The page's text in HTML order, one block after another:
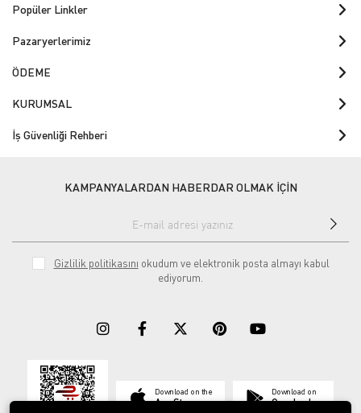
Popüler Linkler
Pazaryerlerimiz
ÖDEME
KURUMSAL
İş Güvenliği Rehberi
KAMPANYALARDAN HABERDAR OLMAK İÇİN
Gizlilik politikasını okudum ve elektronik posta almayı kabul
ediyorum.
Download on the
App Store
Download on
Google play